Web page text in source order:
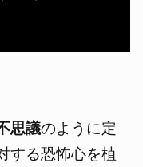
思議のように定
する恐怖心を植